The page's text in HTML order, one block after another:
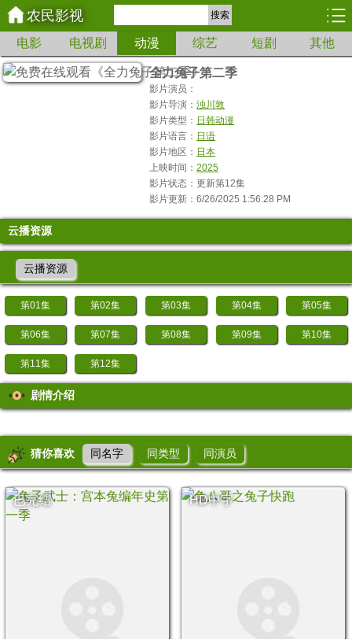
农民影视 搜索
电影 电视剧 动漫 综艺 短剧 其他
全力兔子第二季
影片演员：
影片导演：浊川敦
影片类型： 日韩动漫
影片语言： 日语
影片地区： 日本
上映时间：2025
影片状态：更新第12集
影片更新：6/26/2025 1:56:28 PM
云播资源
云播资源
第01集 第02集 第03集 第04集 第05集
第06集 第07集 第08集 第09集 第10集
第11集 第12集
剧情介绍
猜你喜欢 同名字 同类型 同演员
已完结 HD中字